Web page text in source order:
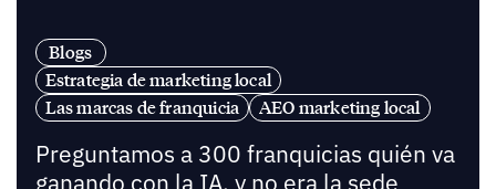
Blogs
Estrategia de marketing local
Las marcas de franquicia
AEO marketing local
Preguntamos a 300 franquicias quién va